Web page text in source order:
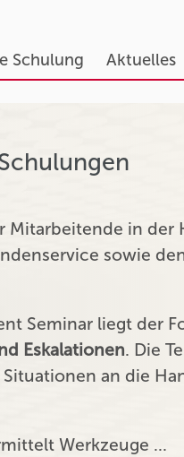
Schulung Aktuelles
Mitarbeitende in der
sowie
Seminar liegt der
Eskalationen. Die
an die
Werkzeuge …